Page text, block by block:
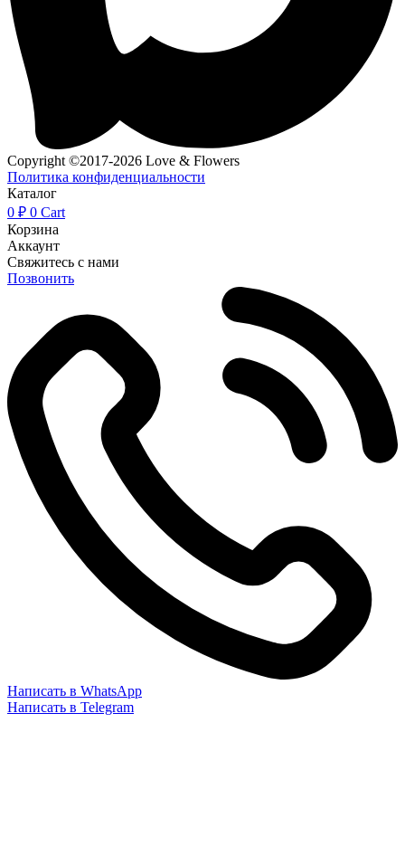
Copyright ©2017-2026 Love & Flowers
Политика конфиденциальности
Каталог
0 ₽ 0 Cart
Корзина
Аккаунт
Свяжитесь с нами
Позвонить
Написать в WhatsApp
Написать в Telegram